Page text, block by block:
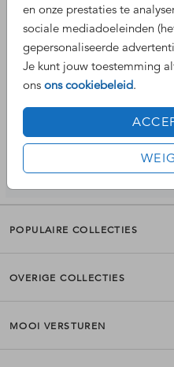
en onze prestaties te
sociale mediadoeleinden
gepersonaliseerde
Je kunt jouw toestemming
ons ons cookiebeleid.
POPULAIRE COLLECTIES
OVERIGE COLLECTIES
MOOI VERSTUREN